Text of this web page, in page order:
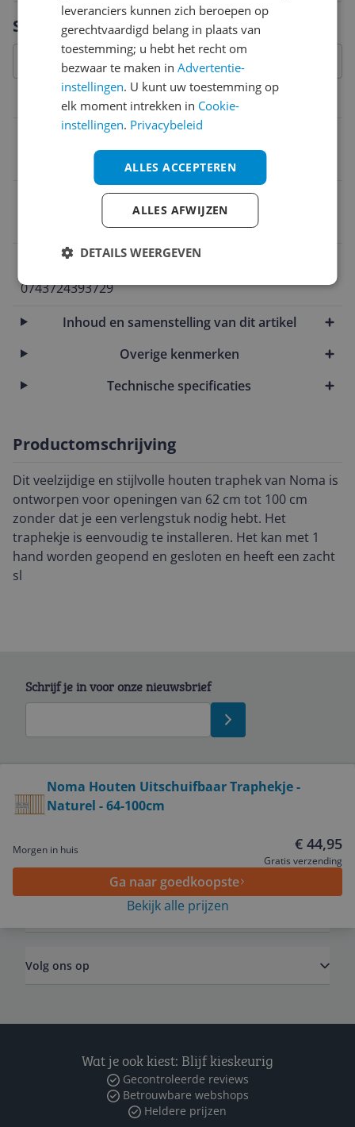
Specificaties
Productinformatie
0743724393729
Inhoud en samenstelling van dit artikel
Overige kenmerken
Technische specificaties
Productomschrijving
Dit veelzijdige en stijlvolle houten traphek van Noma is
ontworpen voor openingen van 62 cm tot 100 cm
zonder dat je een verlengstuk nodig hebt. Het
traphekje is eenvoudig te installeren. Het kan met 1
hand worden geopend en gesloten en heeft een zacht
sl
Vraag 1 van 4
Noma Houten Uitschuifbaar Traphekje -
Naturel - 64-100cm
Morgen in huis € 44,95
Gratis verzending
Ga naar goedkoopste
Bekijk alle prijzen
Schrijf je in voor onze nieuwsbrief
Service
Algemeen
Volg ons op
Wat je ook kiest: Blijf kieskeurig
Gecontroleerde reviews
Betrouwbare webshops
Heldere prijzen
leveranciers kunnen zich beroepen op
gerechtvaardigd belang in plaats van
toestemming; u hebt het recht om
bezwaar te maken inAdvertentie-
instellingen. U kunt uw toestemming op
elk moment intrekken in Cookie-
instellingen. Privacybeleid
ALLES ACCEPTEREN
ALLES AFWIJZEN
DETAILS WEERGEVEN